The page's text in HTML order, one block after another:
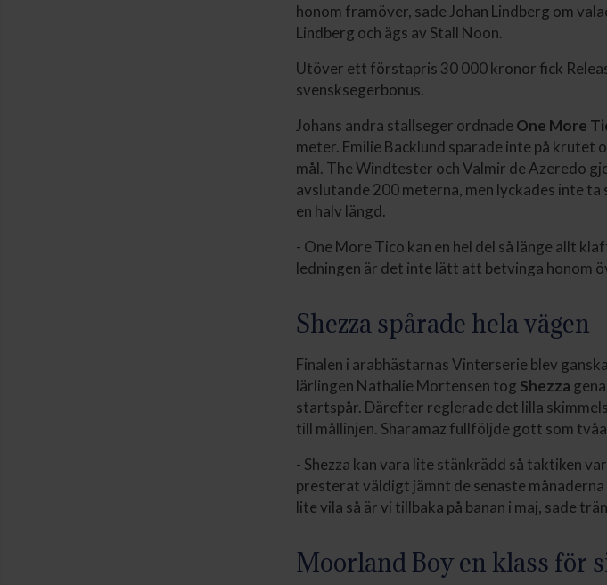
honom framöver, sade Johan Lindberg om
Lindberg och ägs av Stall Noon.
Utöver ett förstapris 30 000 kronor fick
svensksegerbonus.
Johans andra stallseger ordnade One More
meter. Emilie Backlund sparade inte på
mål. The Windtester och Valmir de Azeredo
avslutande 200 meterna, men lyckades inte
en halv längd.
- One More Tico kan en hel del så länge allt
ledningen är det inte lätt att betvinga honom
Shezza spårade hela vägen
Finalen i arabhästarnas Vinterserie blev
lärlingen Nathalie Mortensen tog Shezza
startspår. Därefter reglerade det lilla
till mållinjen. Sharamaz fullföljde gott som
- Shezza kan vara lite stänkrädd så taktiken
presterat väldigt jämnt de senaste
lite vila så är vi tillbaka på banan i maj, sade
Moorland Boy en klass för